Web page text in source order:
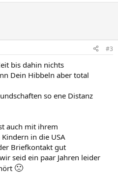
#3
bis dahin nichts
Dein Hibbeln aber total
so ene Distanz
auch mit ihrem
in die USA
Briefkontakt gut
seid ein paar Jahren leider
🙁